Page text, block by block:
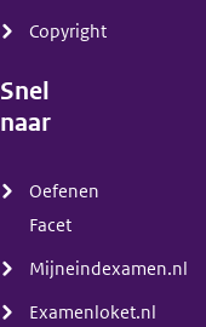
Copyright
Snel
naar
Oefenen
Facet
Mijneindexamen.nl
Examenloket.nl